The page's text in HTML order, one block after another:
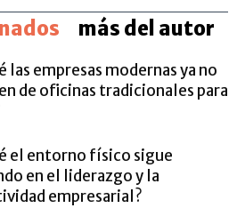
más del autor
las empresas modernas ya no
de oficinas tradicionales para
el entorno físico sigue
en el liderazgo y la
empresarial?